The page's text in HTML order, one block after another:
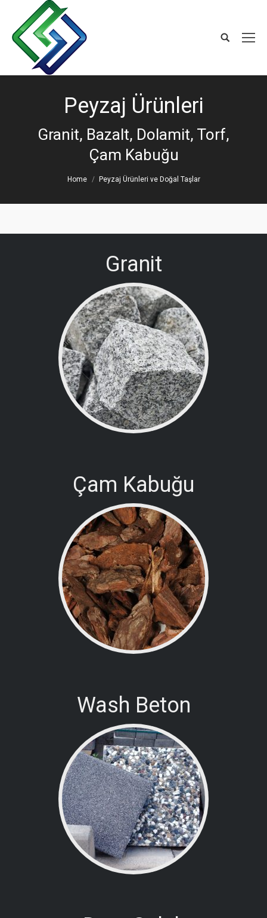
Peyzaj Ürünleri
Granit, Bazalt, Dolamit, Torf,
Çam Kabuğu
You are here:Home Peyzaj Ürünleri ve Doğal Taşlar
Granit
Çam Kabuğu
Wash Beton